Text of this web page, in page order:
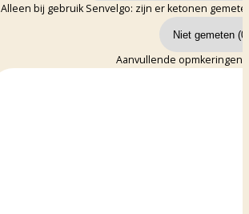
Alleen bij gebruik Senvelgo: zijn er ketonen
Aanvullende opmkeringen